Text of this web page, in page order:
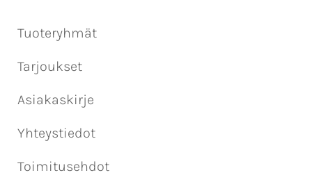
Tuoteryhmät
Tarjoukset
Asiakaskirje
Yhteystiedot
Toimitusehdot